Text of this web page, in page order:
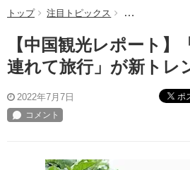
トップ 注目トピックス 【中国観光レ
【中国観光レポート】
連れて旅行」が新トレ
2022年7月7日 ポ